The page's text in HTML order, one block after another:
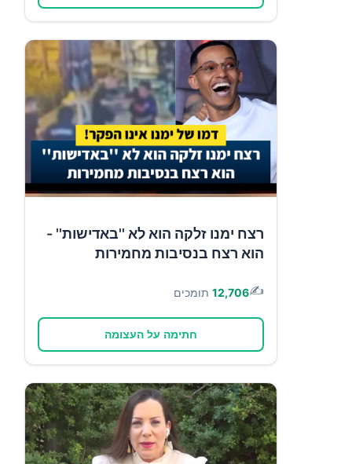
רצח ימנו זלקה הוא לא ''באדישות'' -
הוא רצח בנסיבות מחמירות
✍️
12,706 תומכים
חתימה על העצומה